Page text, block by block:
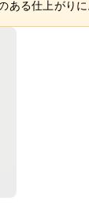
ある仕上がり